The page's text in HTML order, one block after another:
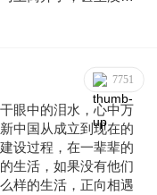
后才知道爷爷去做了
7751
眼中的泪水，心中万
中国从成立到现在的
设过程，在一辈辈的
生活，如果没有他们
样的生活，正向相遇